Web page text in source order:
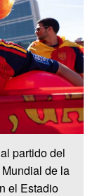
partido del
de la
el Estadio